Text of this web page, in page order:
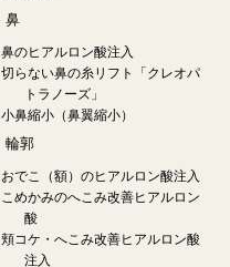
鼻
鼻のヒアルロン酸注入
切らない鼻の糸リフト「クレオパ
トラノーズ」
小鼻縮小（鼻翼縮小）
輪郭
おでこ（額）のヒアルロン酸注入
こめかみのへこみ改善ヒアルロン
酸
頬コケ・へこみ改善ヒアルロン酸
注入